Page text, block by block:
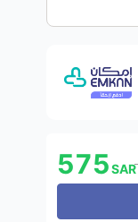
575 SAR